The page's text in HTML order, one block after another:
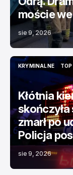
moście
sie 9, 2026
KRYMINALNE
KRYMINALNE
TOP
TOP
Kłótnia
zmarł po
Policja
sie 9, 2026